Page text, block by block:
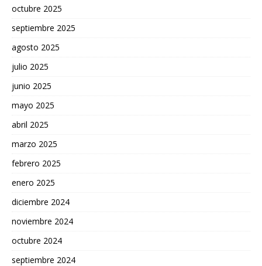
octubre 2025
septiembre 2025
agosto 2025
julio 2025
junio 2025
mayo 2025
abril 2025
marzo 2025
febrero 2025
enero 2025
diciembre 2024
noviembre 2024
octubre 2024
septiembre 2024